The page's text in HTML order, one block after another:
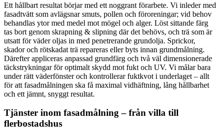
Ett hållbart resultat börjar med ett noggrant förarbete. Vi inleder med
fasadtvätt som avlägsnar smuts, pollen och föroreningar; vid behov
behandlas ytor med medel mot mögel och alger. Löst sittande färg
tas bort genom skrapning & slipning där det behövs, och trä som är
utsatt för väder oljas in med penetrerande grundolja. Sprickor,
skador och rötskadat trä repareras eller byts innan grundmålning.
Därefter appliceras anpassad grundfärg och två väl dimensionerade
täckstrykningar för optimalt skydd mot fukt och UV. Vi målar bara
under rätt väderfönster och kontrollerar fuktkvot i underlaget – allt
för att fasadmålningen ska få maximal vidhäftning, lång hållbarhet
och ett jämnt, snyggt resultat.
Tjänster inom fasadmålning – från villa till
flerbostadshus